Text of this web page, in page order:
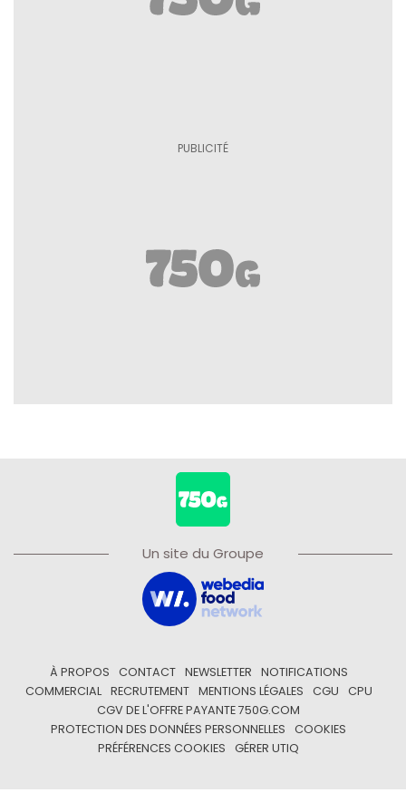
Un site du Groupe
À PROPOS CONTACT NEWSLETTER
NOTIFICATIONS
COMMERCIAL
RECRUTEMENT MENTIONS LÉGALES CGU
CPU
CGV DE L'OFFRE PAYANTE 750G.COM
PROTECTION DES DONNÉES PERSONNELLES
COOKIES
PRÉFÉRENCES COOKIES
GÉRER UTIQ